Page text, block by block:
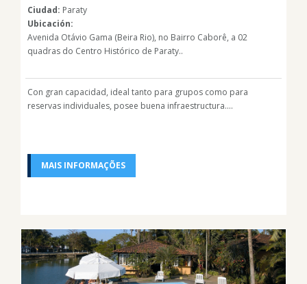
Ciudad: Paraty
Ubicación:
Avenida Otávio Gama (Beira Rio), no Bairro Caborê, a 02
quadras do Centro Histórico de Paraty..
Con gran capacidad, ideal tanto para grupos como para
reservas individuales, posee buena infraestructura....
MAIS INFORMAÇÕES